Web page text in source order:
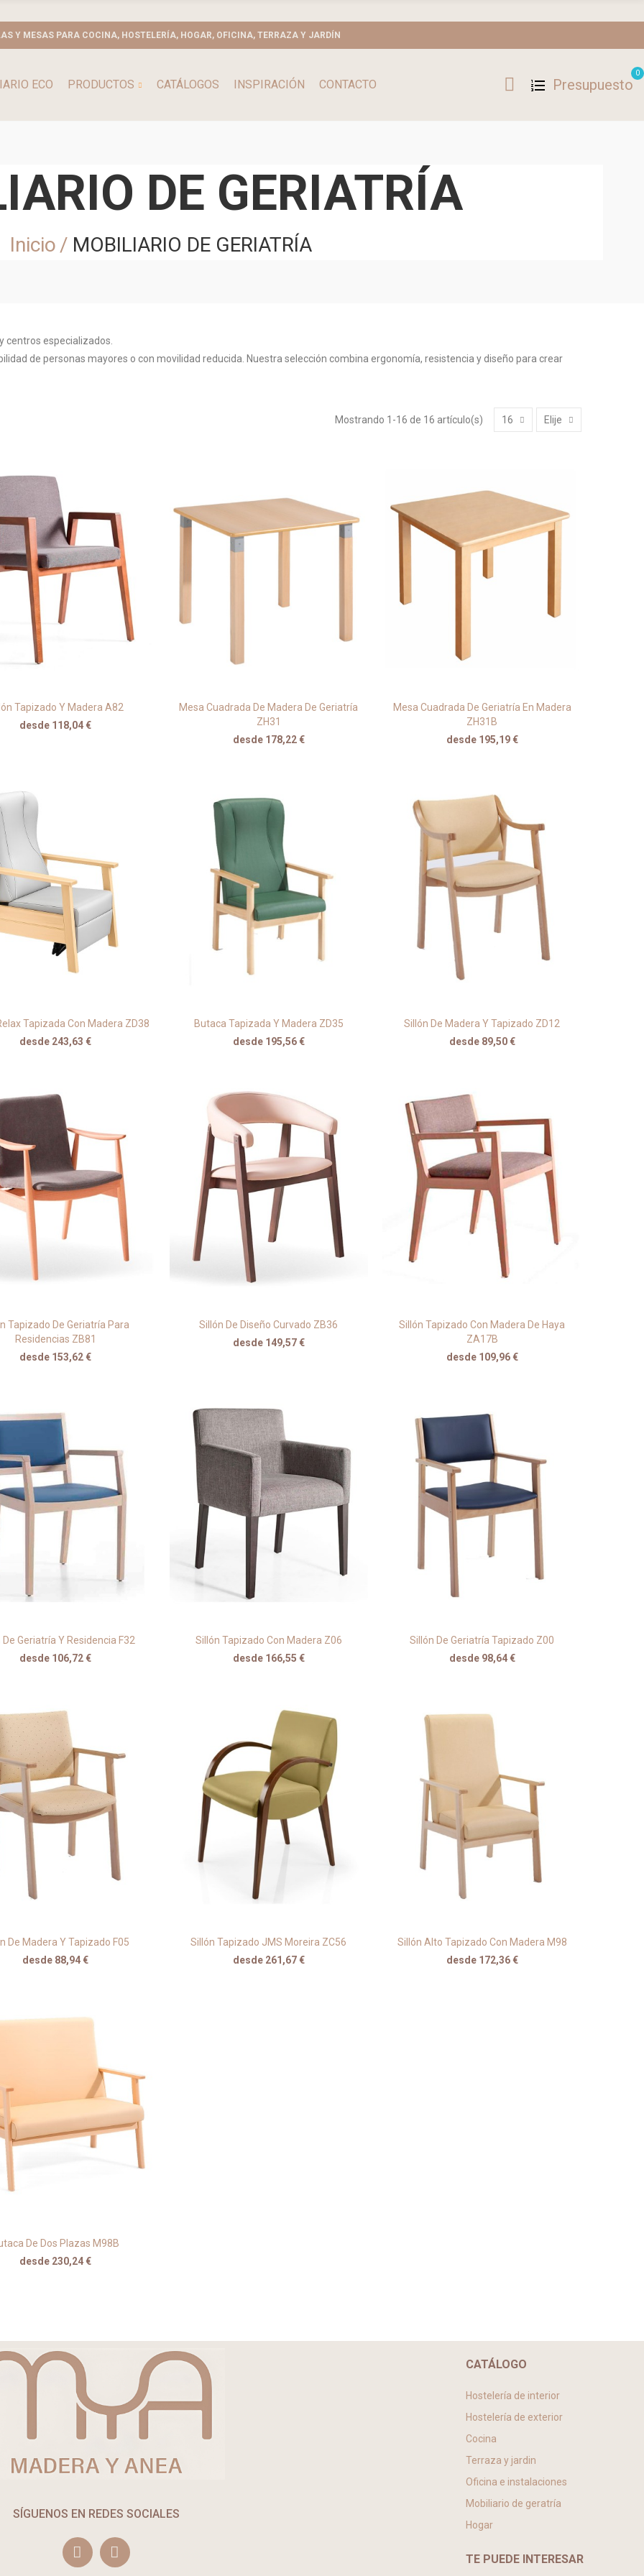
Y MESAS PARA COCINA, HOSTELERÍA, HOGAR, OFICINA, TERRAZA Y JARDÍN
ECO PRODUCTOS CATÁLOGOS INSPIRACIÓN CONTACTO Presupuesto
0
DE GERIATRÍA
Inicio MOBILIARIO DE GERIATRÍA
centros especializados.
de personas mayores o con movilidad reducida. Nuestra selección combina ergonomía, resistencia y diseño para crear
Mostrando 1-16 de 16 artículo(s) 16 Elije
Tapizado Y Madera A82
desde 118,04 €
Mesa Cuadrada De Madera De Geriatría
ZH31
desde 178,22 €
Mesa Cuadrada De Geriatría En Madera
ZH31B
desde 195,19 €
Tapizada Con Madera ZD38
desde 243,63 €
Butaca Tapizada Y Madera ZD35
desde 195,56 €
Sillón De Madera Y Tapizado ZD12
desde 89,50 €
Tapizado De Geriatría Para
Residencias ZB81
desde 153,62 €
Sillón De Diseño Curvado ZB36
desde 149,57 €
Sillón Tapizado Con Madera De Haya
ZA17B
desde 109,96 €
De Geriatría Y Residencia F32
desde 106,72 €
Sillón Tapizado Con Madera Z06
desde 166,55 €
Sillón De Geriatría Tapizado Z00
desde 98,64 €
De Madera Y Tapizado F05
desde 88,94 €
Sillón Tapizado JMS Moreira ZC56
desde 261,67 €
Sillón Alto Tapizado Con Madera M98
desde 172,36 €
De Dos Plazas M98B
desde 230,24 €
SÍGUENOS EN REDES SOCIALES
CATÁLOGO
Hostelería de interior
Hostelería de exterior
Cocina
Terraza y jardin
Oficina e instalaciones
Mobiliario de geratría
Hogar
TE PUEDE INTERESAR